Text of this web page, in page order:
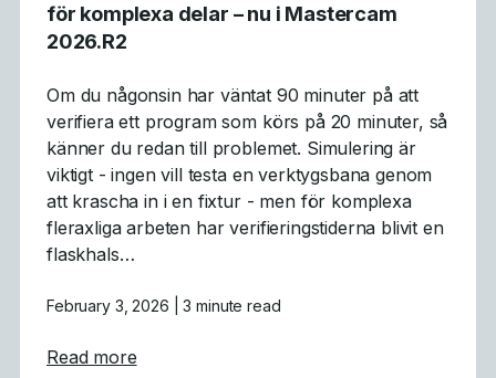
för komplexa delar – nu i Mastercam
2026.R2
Om du någonsin har väntat 90 minuter på att
verifiera ett program som körs på 20 minuter, så
känner du redan till problemet. Simulering är
viktigt - ingen vill testa en verktygsbana genom
att krascha in i en fixtur - men för komplexa
fleraxliga arbeten har verifieringstiderna blivit en
flaskhals…
February 3, 2026 | 3 minute read
Read moreabout Varför GPU-simulering är ett